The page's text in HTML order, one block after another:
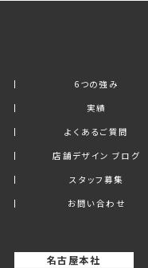
6つの強み
実績
よくあるご質問
店舗デザイン ブログ
スタッフ募集
お問い合わせ
名古屋本社